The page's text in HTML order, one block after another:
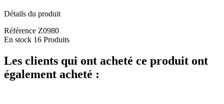
Détails du produit
Référence Z0980
En stock 16 Produits
Les clients qui ont acheté ce produit ont
également acheté :